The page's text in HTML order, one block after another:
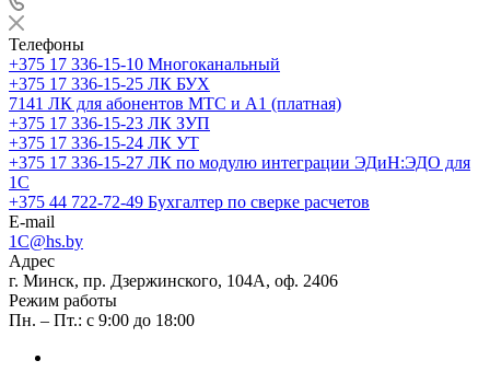
Телефоны
+375 17 336-15-10 Многоканальный
+375 17 336-15-25 ЛК БУХ
7141 ЛК для абонентов МТС и А1 (платная)
+375 17 336-15-23 ЛК ЗУП
+375 17 336-15-24 ЛК УТ
+375 17 336-15-27 ЛК по модулю интеграции ЭДиН:ЭДО для
1С
+375 44 722-72-49 Бухгалтер по сверке расчетов
E-mail
1C@hs.by
Адрес
г. Минск, пр. Дзержинского, 104А, оф. 2406
Режим работы
Пн. – Пт.: с 9:00 до 18:00